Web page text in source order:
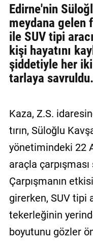
Künye
İletişim
Gizlilik
Politikası
Edirne'nin
meydana gelen
ile SUV tipi
kişi hayatını
şiddetiyle her
tarlaya savruldu.
Kaza, Z.S.
tırın, Süloğlu
yönetimindeki 22
araçla
Çarpışmanın
girerken, SUV tipi
tekerleğinin
boyutunu gözler